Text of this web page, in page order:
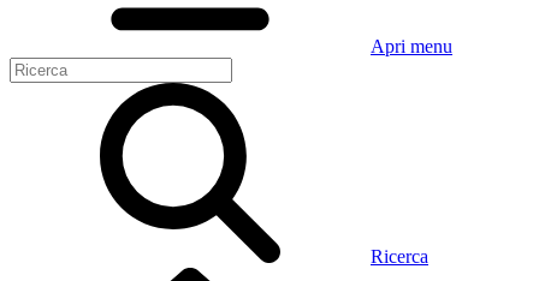
Apri menu
Ricerca